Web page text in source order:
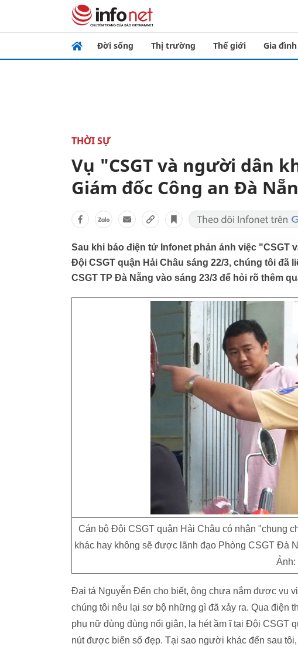
Đời sống Thị trường Thế giới Gia đình
THỜI SỰ
Vụ "CSGT và người dân
Giám đốc Công an Đà
Sau khi báo điện tử Infonet phản ảnh việc "CSGT
Đội CSGT quận Hải Châu sáng 22/3, chúng tôi
CSGT TP Đà Nẵng vào sáng 23/3 để hỏi rõ thêm
Cán bộ Đội CSGT quận Hải Châu có nhận "chung
khác hay không sẽ được lãnh đạo Phòng CSGT Đà
Ảnh:
Đại tá Nguyễn Đến cho biết, ông chưa nắm được vụ
chúng tôi nêu lại sơ bộ những gì đã xảy ra. Qua điện
phụ nữ đùng đùng nổi giận, la hét ầm ĩ tại Đội CSGT
nút được biển số đẹp. Tại sao người khác đến sau